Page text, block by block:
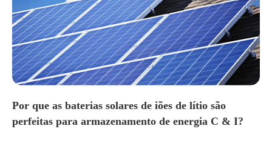
Por que as baterias solares de iões de lítio são
perfeitas para armazenamento de energia C & I?